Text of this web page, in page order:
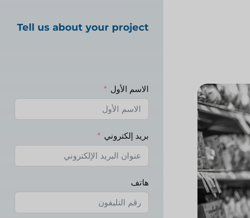
Tell us about your project
الاسم الأول
بريد إلكتروني
هاتف